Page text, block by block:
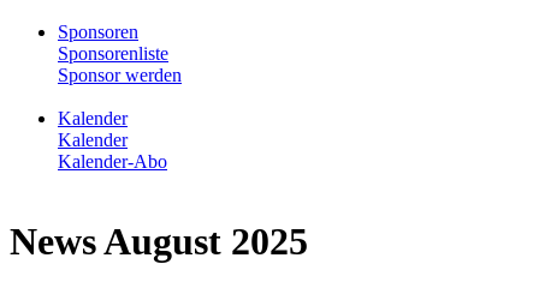
Sponsoren
Sponsorenliste
Sponsor werden
Kalender
Kalender
Kalender-Abo
News August 2025